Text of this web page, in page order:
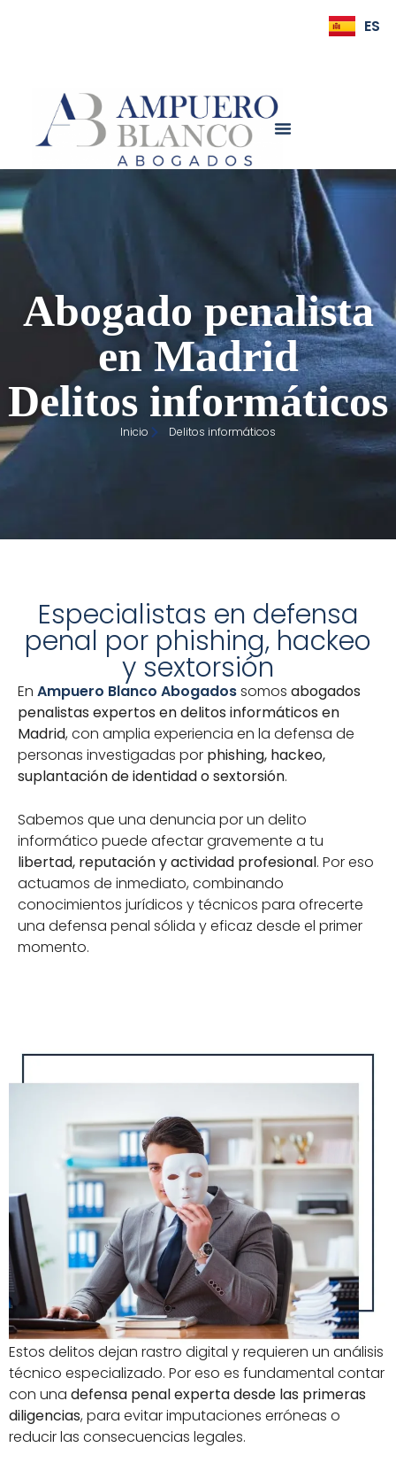
ES
EN
Abogado penalista
en Madrid
Delitos informáticos
Inicio Delitos informáticos
Especialistas en defensa
penal por phishing, hackeo
y sextorsión
En Ampuero Blanco Abogadossomos abogados
penalistas expertos en delitos informáticos en
Madrid, con amplia experiencia en la defensa de
personas investigadas por phishing, hackeo,
suplantación de identidad o sextorsión.
Sabemos que una denuncia por un delito
informático puede afectar gravemente a tu
libertad, reputación y actividad profesional. Por eso
actuamos de inmediato, combinando
conocimientos jurídicos y técnicos para ofrecerte
una defensa penal sólida y eficaz desde el primer
momento.
Estos delitos dejan rastro digital y requieren un análisis
técnico especializado. Por eso es fundamental contar
con una defensa penal experta desde las primeras
diligencias, para evitar imputaciones erróneas o
reducir las consecuencias legales.